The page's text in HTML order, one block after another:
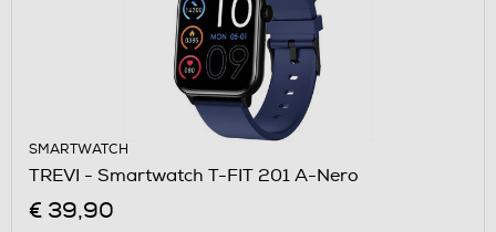
SMARTWATCH
TREVI - Smartwatch T-FIT 201 A-Nero
€ 39,90